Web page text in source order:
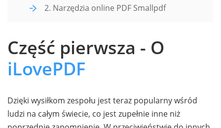
2. Narzędzia online PDF Smallpdf
Część pierwsza - O
iLovePDF
Dzięki wysiłkom zespołu jest teraz popularny wśród
ludzi na całym świecie, co jest zupełnie inne niż